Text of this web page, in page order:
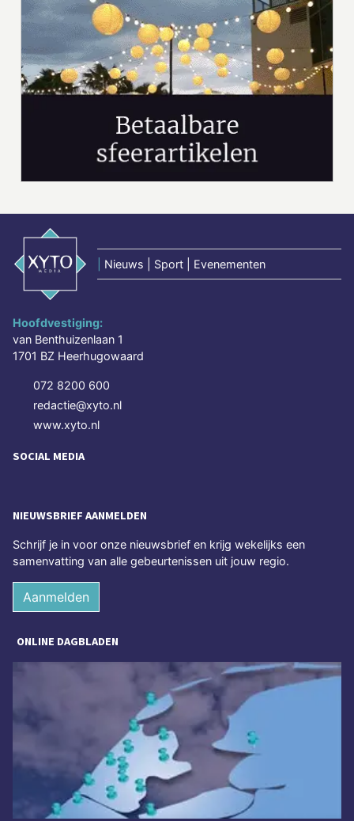
Nieuws | Sport | Evenementen
Hoofdvestiging:
van Benthuizenlaan 1
1701 BZ Heerhugowaard
072 8200 600
redactie@xyto.nl
www.xyto.nl
SOCIAL MEDIA
NIEUWSBRIEF AANMELDEN
Schrijf je in voor onze nieuwsbrief en krijg wekelijks een
samenvatting van alle gebeurtenissen uit jouw regio.
Aanmelden
ONLINE DAGBLADEN